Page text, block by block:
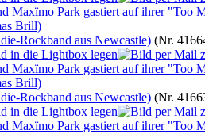
Rockband aus Newcastle) (Nr.
Rockband aus Newcastle) (Nr.